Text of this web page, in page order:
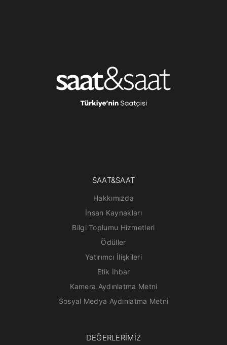
SAAT&SAAT
Hakkımızda
İnsan Kaynakları
Bilgi Toplumu Hizmetleri
Ödüller
Yatırımcı İlişkileri
Etik İhbar
Kamera Aydınlatma Metni
Sosyal Medya Aydınlatma Metni
DEĞERLERİMİZ